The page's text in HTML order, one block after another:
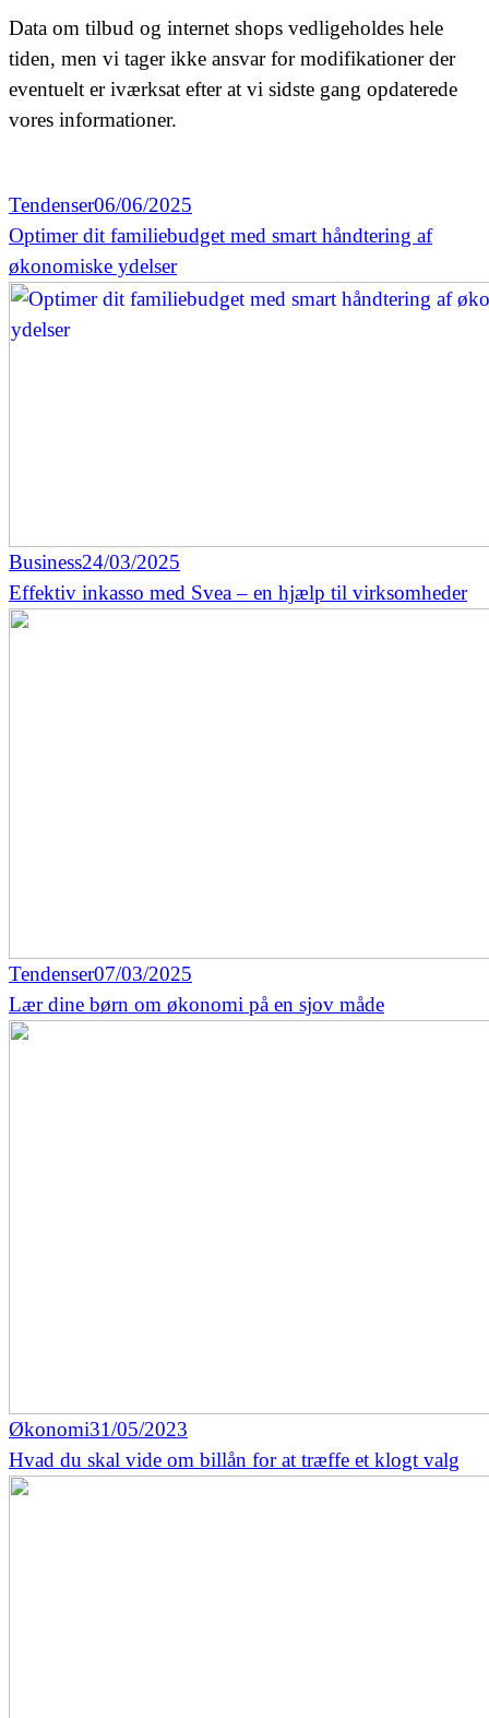
Data om tilbud og internet shops vedligeholdes hele
tiden, men vi tager ikke ansvar for modifikationer der
eventuelt er iværksat efter at vi sidste gang opdaterede
vores informationer.
Tendenser06/06/2025
Optimer dit familiebudget med smart håndtering af
økonomiske ydelser
Business24/03/2025
​Effektiv inkasso med Svea – en hjælp til virksomheder
Tendenser07/03/2025
Lær dine børn om økonomi på en sjov måde
Økonomi31/05/2023
Hvad du skal vide om billån for at træffe et klogt valg